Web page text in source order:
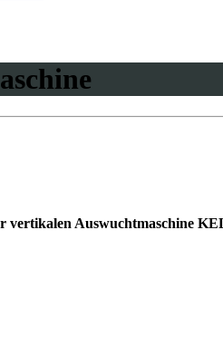
vertikalen ­Auswucht­maschine